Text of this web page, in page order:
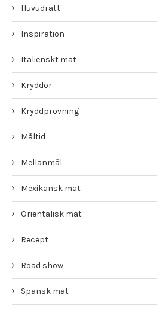
Huvudrätt
Inspiration
Italienskt mat
Kryddor
Kryddprovning
Måltid
Mellanmål
Mexikansk mat
Orientalisk mat
Recept
Road show
Spansk mat